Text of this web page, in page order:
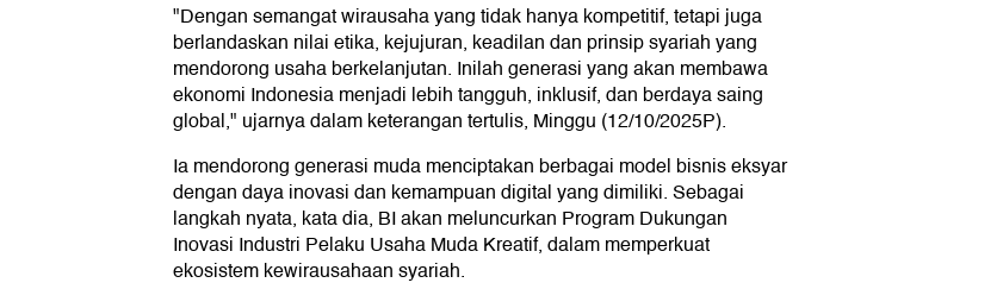
"Dengan semangat wirausaha yang tidak hanya kompetitif, tetapi juga
berlandaskan nilai etika, kejujuran, keadilan dan prinsip syariah yang
mendorong usaha berkelanjutan. Inilah generasi yang akan membawa
ekonomi Indonesia menjadi lebih tangguh, inklusif, dan berdaya saing
global," ujarnya dalam keterangan tertulis, Minggu (12/10/2025P).
Ia mendorong generasi muda menciptakan berbagai model bisnis eksyar
dengan daya inovasi dan kemampuan digital yang dimiliki. Sebagai
langkah nyata, kata dia, BI akan meluncurkan Program Dukungan
Inovasi Industri Pelaku Usaha Muda Kreatif, dalam memperkuat
ekosistem kewirausahaan syariah.